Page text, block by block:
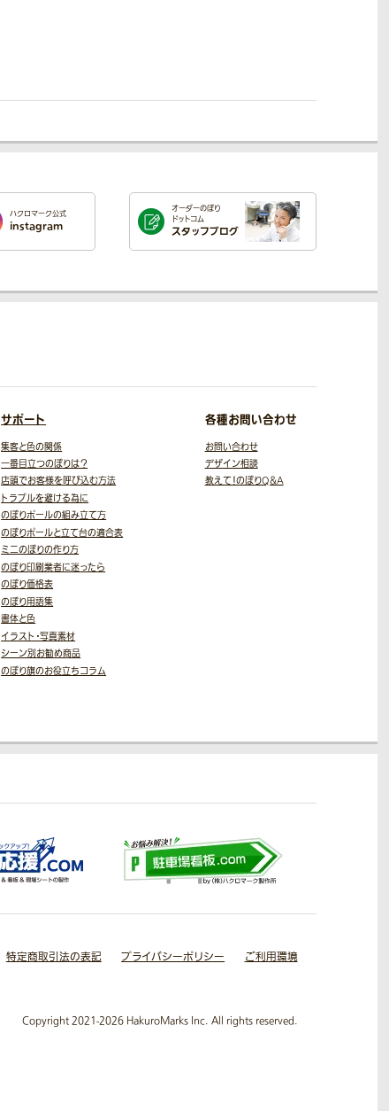
ハクロマーク公式
instagram
オーダーのぼり
ドットコム
スタッフブログ
サポート
集客と色の関係
一番目立つのぼりは？
店頭でお客様を呼び込む方法
トラブルを避ける為に
のぼりポールの組み立て方
のぼりポールと立て台の適合表
ミニのぼりの作り方
のぼり印刷業者に迷ったら
のぼり価格表
のぼり用語集
書体と色
イラスト・写真素材
シーン別お勧め商品
のぼり旗のお役立ちコラム
各種お問い合わせ
お問い合わせ
デザイン相談
教えて！のぼりQ＆A
特定商取引法の表記 プライバシーポリシー ご利用環境
Copyright 2021-2026 HakuroMarks Inc. All rights reserved.